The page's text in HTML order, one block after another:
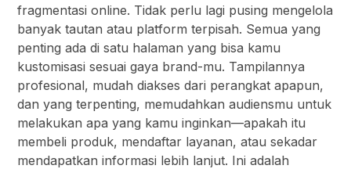
fragmentasi online. Tidak perlu lagi pusing mengelola
banyak tautan atau platform terpisah. Semua yang
penting ada di satu halaman yang bisa kamu
kustomisasi sesuai gaya brand-mu. Tampilannya
profesional, mudah diakses dari perangkat apapun,
dan yang terpenting, memudahkan audiensmu untuk
melakukan apa yang kamu inginkan—apakah itu
membeli produk, mendaftar layanan, atau sekadar
mendapatkan informasi lebih lanjut. Ini adalah